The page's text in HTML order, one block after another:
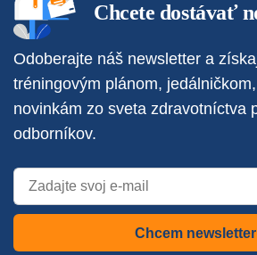
Chcete dostávať
Odoberajte náš newsletter a
tréningovým plánom,
novinkám zo sveta zdravotníctva
odborníkov.
Chcem newsletter